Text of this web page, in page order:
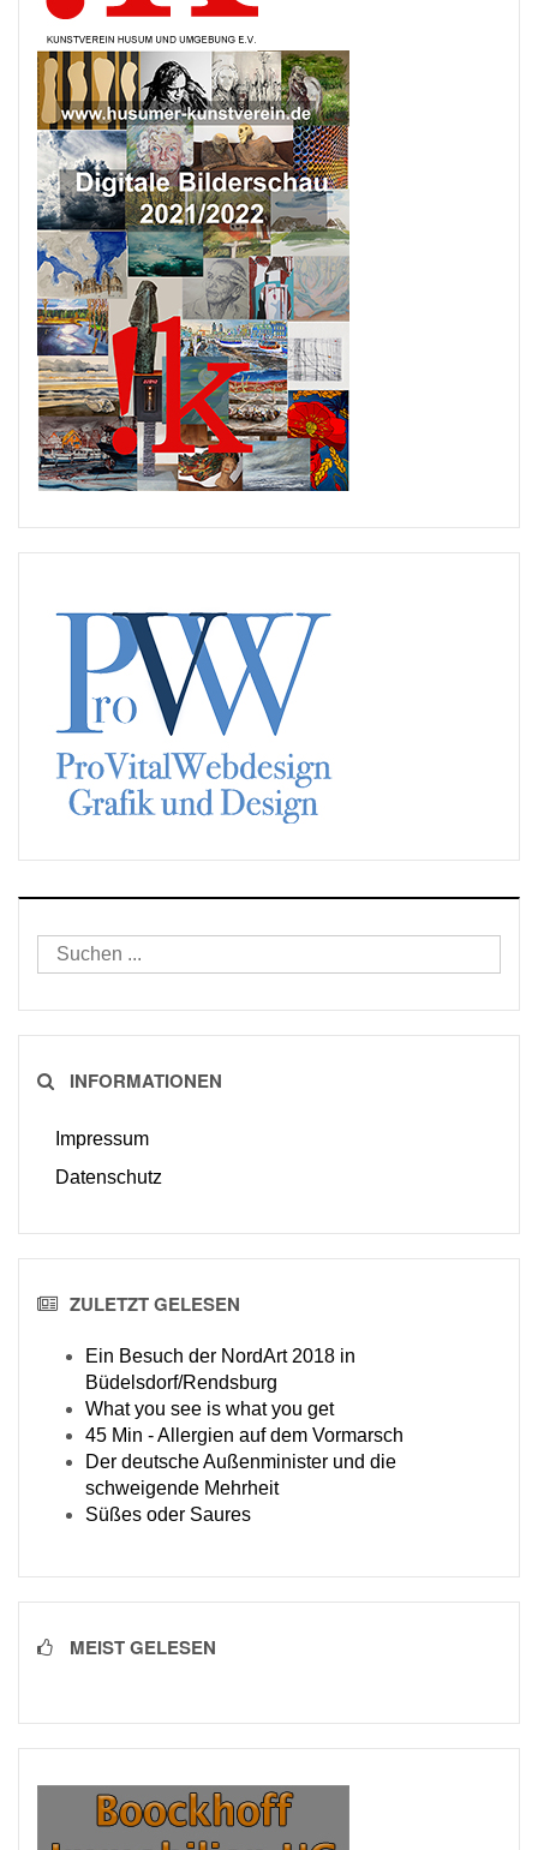
INFORMATIONEN
Impressum
Datenschutz
ZULETZT GELESEN
Ein Besuch der NordArt 2018 in
Büdelsdorf/Rendsburg
What you see is what you get
45 Min - Allergien auf dem Vormarsch
Der deutsche Außenminister und die
schweigende Mehrheit
Süßes oder Saures
MEIST GELESEN